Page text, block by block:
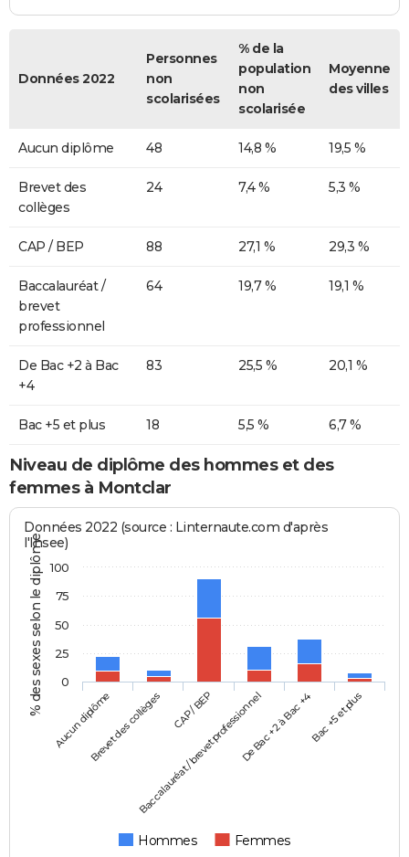
Données 2022
Personnes
non
scolarisées
% de la
population
non
scolarisée
Moyenne
des villes
Aucun diplôme 48 14,8 % 19,5 %
Brevet des
collèges
24 7,4 % 5,3 %
CAP / BEP 88 27,1 % 29,3 %
Baccalauréat /
brevet
professionnel
64 19,7 % 19,1 %
De Bac +2 à Bac
+4
83 25,5 % 20,1 %
Bac +5 et plus 18 5,5 % 6,7 %
Niveau de diplôme des hommes et des
femmes à Montclar
% des sexes selon le diplôme
Données 2022 (source : Linternaute.com d'après
l'Insee)
Hommes Femmes
Aucun diplômeBrevet des collèges CAP / BEP
Baccalauréat / brevet professionnelDe Bac +2 à Bac +4Bac +5 et plus
0
25
50
75
100